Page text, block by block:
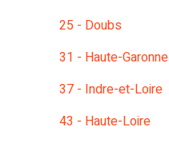
25 - Doubs
31 - Haute-Garonne
37 - Indre-et-Loire
43 - Haute-Loire